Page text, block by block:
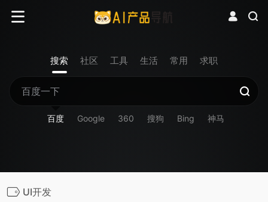
搜索 社区 工具 生活 常用 求职
百度 Google 360 搜狗 Bing 神马
UI开发